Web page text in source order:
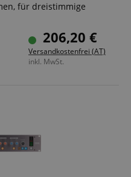
für dreistimmige
Reverb & Delay
verbesserte Klarheit im
206,20 €
Versandkostenfrei (AT)
inkl. MwSt.